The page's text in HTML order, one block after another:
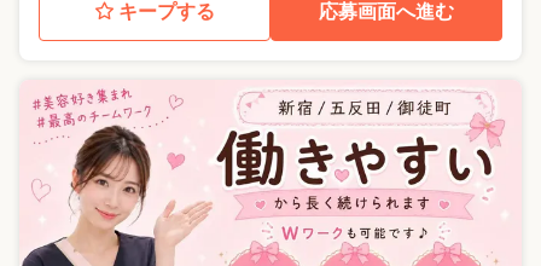
キープする 応募画面へ進む